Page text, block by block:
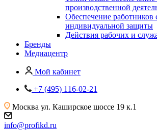
производственной
Обеспечение работников
индивидуальной защиты
Действия рабочих и
Бренды
Медиацентр
Мой кабинет
+7 (495) 116-02-21
Москва ул. Каширское шоссе 19 к.1
info@profikd.ru